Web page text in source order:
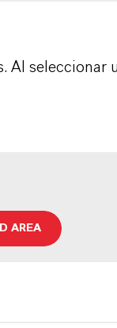
Al seleccionar
AREA